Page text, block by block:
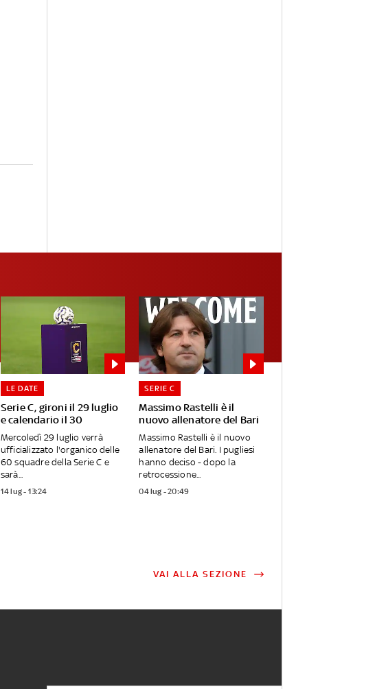
Serie C, gironi il 29 luglio
e calendario il 30
LE DATE
Mercoledì 29 luglio verrà
ufficializzato l'organico delle
60 squadre della Serie C e
sarà...
14 lug - 13:24
Massimo Rastelli è il
nuovo allenatore del Bari
SERIE C
Massimo Rastelli è il nuovo
allenatore del Bari. I pugliesi
hanno deciso - dopo la
retrocessione...
04 lug - 20:49
VAI ALLA SEZIONE